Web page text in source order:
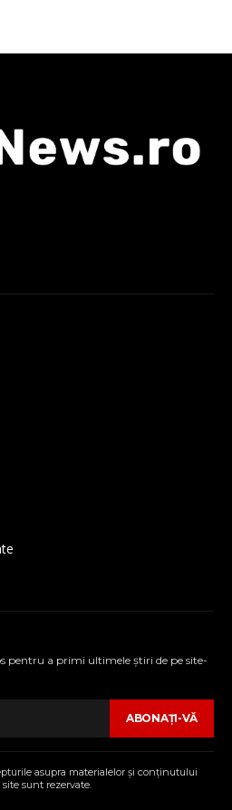
pentru a primi ultimele ştiri de pe site-
ABONAŢI-VĂ
asupra materialelor şi conţinutului
site sunt rezervate.